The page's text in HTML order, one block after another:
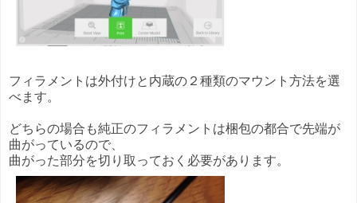
フィラメントは外付けと内蔵の２種類のマウント方法を選
べます。
どちらの場合も純正のフィラメントは梱包の都合で先端が
曲がっているので、
曲がった部分を切り取っておく必要があります。